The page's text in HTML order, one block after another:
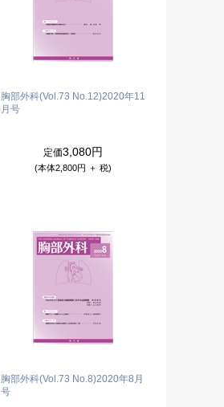
胸部外科(Vol.73 No.12)2020年11
月号
定価3,080円
(本体2,800円 ＋ 税)
胸部外科(Vol.73 No.8)2020年8月
号